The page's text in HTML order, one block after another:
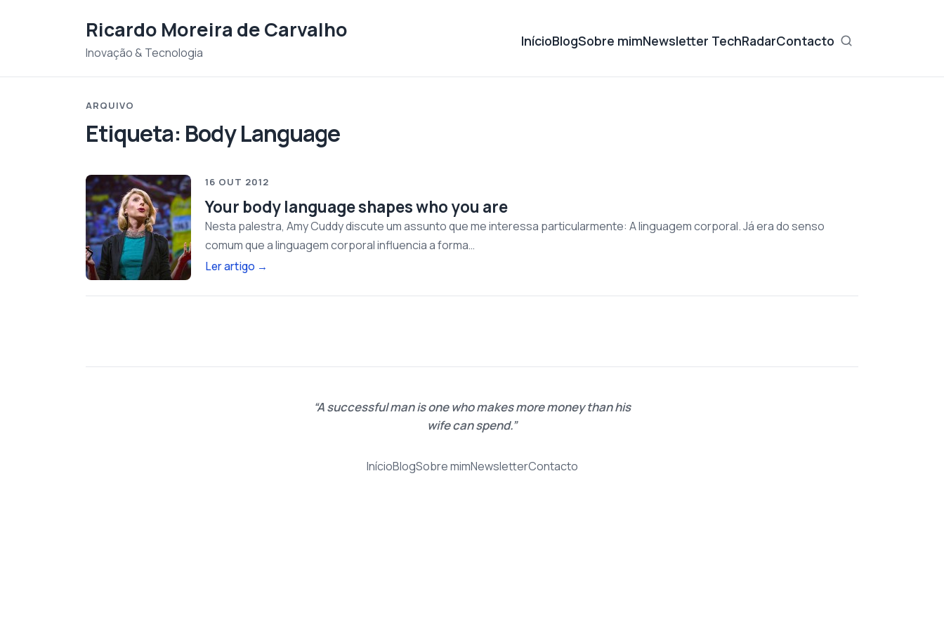
Ricardo Moreira de Carvalho
Inovação & Tecnologia
InícioBlogSobre mimNewsletter TechRadarContacto
ARQUIVO
Etiqueta: Body Language
16 OUT 2012
Your body language shapes who you are
Nesta palestra, Amy Cuddy discute um assunto que me interessa particularmente: A linguagem corporal. Já era do senso
comum que a linguagem corporal influencia a forma…
Ler artigo →
A successful man is one who makes more money than his
wife can spend.
InícioBlogSobre mimNewsletterContacto